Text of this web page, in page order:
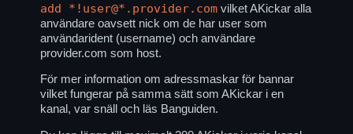
add *!user@*.provider.com vilket AKickar alla
användare oavsett nick om de har user som
användarident (username) och användare
provider.com som host.
För mer information om adressmaskar för bannar
vilket fungerar på samma sätt som AKickar i en
kanal, var snäll och läs Banguiden.